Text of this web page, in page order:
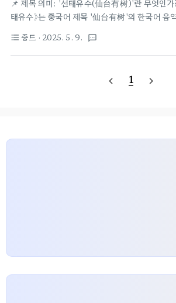
르: 정통 중국 고전 정치 로맨스, 궁중 암투, 권모
매주 수·목 18:00 2회차씩 업데이트플랫폼: 텐센
비디오 단독 공개, 해외 시청은..
📌 제목 의미: '선태유수(仙台有树)'란 무엇인가
태유수》는 중국어 제목 '仙台有树'의 한국어 음
인간의 경계를 넘어선 초월적 존재台(태): 별 태,
신성한 무대. 하늘의 별자리나 제단처럼 신비롭
윤회, 기억의 상징▶ 따라서 '仙台有树'는 "신선
능하게 하는 '전생수(转生树)'와 연결되며, 운명
format_list_bulleted 중드 · 2025. 5. 9. textsms
navigate_before 1 navigate_next